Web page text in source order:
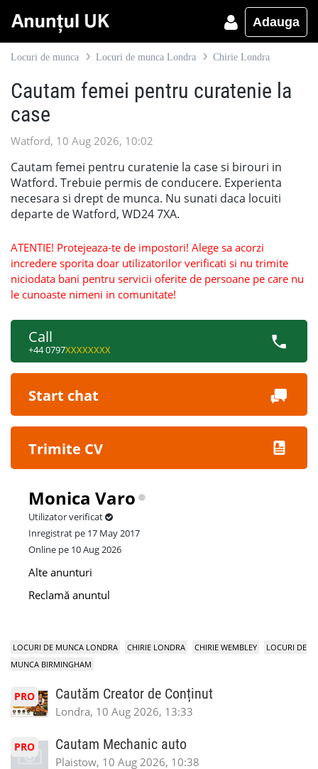
Adauga
Locuri de munca Locuri de munca Londra Chirie Londra
Cautam femei pentru curatenie la
case
Watford, 10 Aug 2026, 10:02
Cautam femei pentru curatenie la case si birouri in
Watford. Trebuie permis de conducere. Experienta
necesara si drept de munca. Nu sunati daca locuiti
departe de Watford, WD24 7XA.
ATENTIE! Protejeaza-te de impostori! Alege sa acorzi
incredere sporita doar utilizatorilor verificati si nu trimite
niciodata bani pentru servicii oferite de persoane pe care nu
le cunoaste nimeni in comunitate!
Call
+44 0797XXXXXXXX
Start chat
Trimite CV
Monica Varo
Utilizator verificat
Inregistrat pe 17 May 2017
Online pe 10 Aug 2026
Alte anunturi
Reclamă anuntul
LOCURI DE MUNCA LONDRA CHIRIE LONDRA CHIRIE WEMBLEY
LOCURI DE
MUNCA BIRMINGHAM
PRO Cautăm Creator de Conținut
Londra, 10 Aug 2026, 13:33
PRO Cautam Mechanic auto
Plaistow, 10 Aug 2026, 10:38